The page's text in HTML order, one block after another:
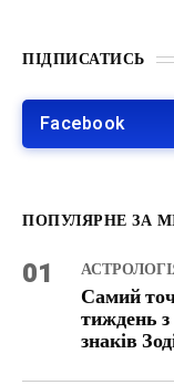
ПІДПИСАТИСЬ
Facebook
ПОПУЛЯРНЕ ЗА
01
Самий
тиждень
знаків